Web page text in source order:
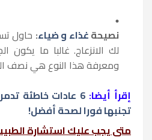
نصيحةغذاء و ضياء: حاول
لك الانزعاج. غالبا ما
ومعرفة هذا النوع هي نصف
إقرأ أيضا:
6 عادات خاطئة
تجنبها فورا لصحة أفضل!
متى يجب عليك استشارة